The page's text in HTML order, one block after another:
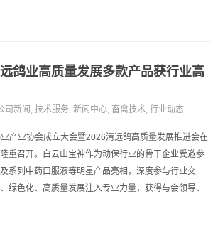
鸽业高质量发展多款产品获行业高
司新闻 ,技术服务,新闻中心, 畜禽技术,行业动态
产业协会成立大会暨2026清远鸽高质量发展推进会在
重召开。白云山宝神作为动保行业的骨干企业受邀参
系列中药口服液等明星产品亮相，深度参与行业交
绿色化、高质量发展注入专业力量，获得与会领导、